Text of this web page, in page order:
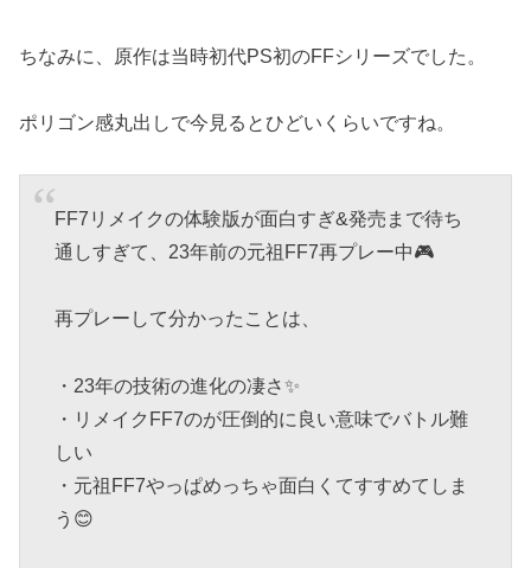
ちなみに、原作は当時初代PS初のFFシリーズでした。
ポリゴン感丸出しで今見るとひどいくらいですね。
FF7リメイクの体験版が面白すぎ&発売まで待ち
通しすぎて、23年前の元祖FF7再プレー中🎮
再プレーして分かったことは、
・23年の技術の進化の凄さ✨
・リメイクFF7のが圧倒的に良い意味でバトル難
しい
・元祖FF7やっぱめっちゃ面白くてすすめてしま
う😊